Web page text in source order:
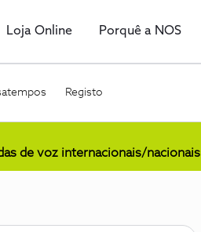
Loja Online Porquê a NOS
Registo
de voz internacionais/nacionais